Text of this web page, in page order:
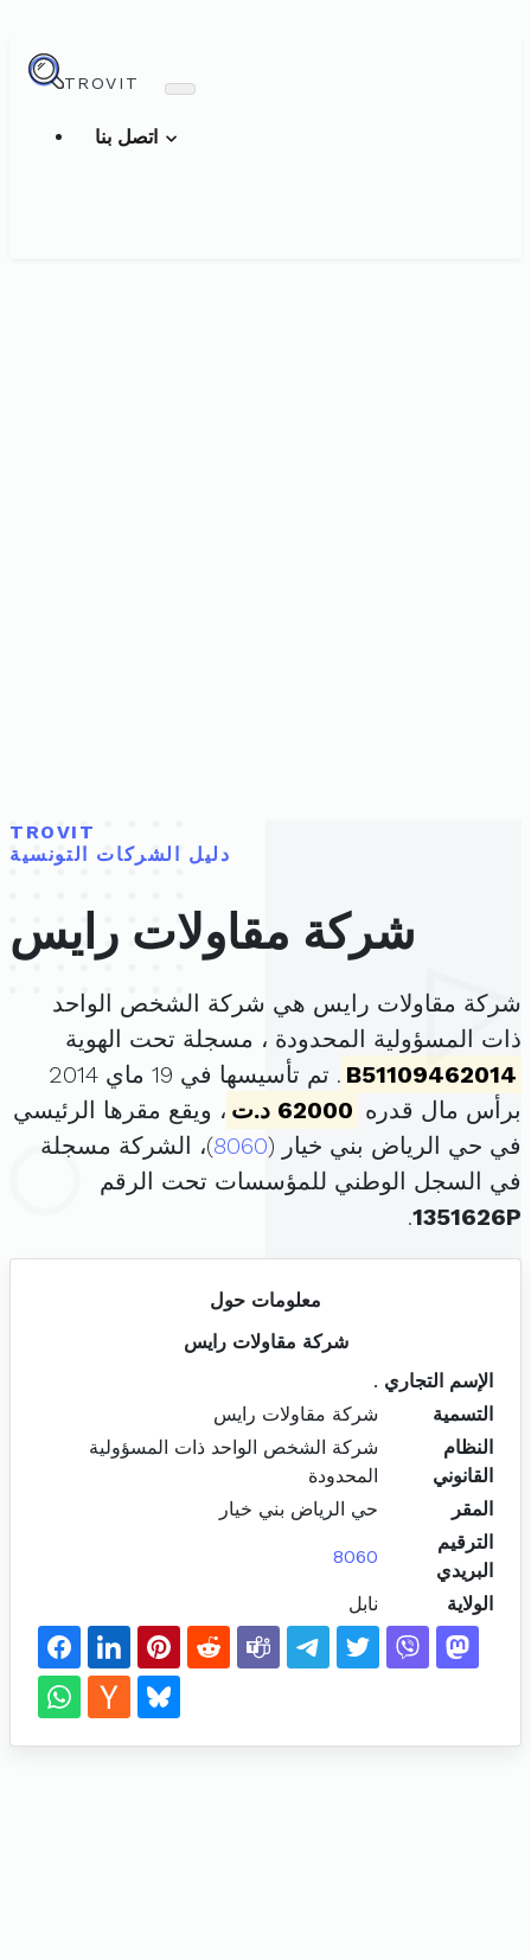
TROVIT
TROVIT
دليل الشركات التونسية
شركة مقاولات رايس
شركة مقاولات رايس هي شركة الشخص الواحد
ذات المسؤولية المحدودة ، مسجلة تحت الهوية
B51109462014
. تم تأسيسها في 19 ماي 2014
برأس مال قدره 62000 د.ت
، ويقع مقرها الرئيسي
في حي الرياض بني خيار (8060)، الشركة مسجلة
في السجل الوطني للمؤسسات تحت الرقم
1351626P
.
معلومات حول
شركة مقاولات رايس
الإسم التجاري .
التسمية
شركة مقاولات رايس
النظام
القانوني
شركة الشخص الواحد ذات المسؤولية
المحدودة
المقر
حي الرياض بني خيار
الترقيم
البريدي
8060
الولاية نابل